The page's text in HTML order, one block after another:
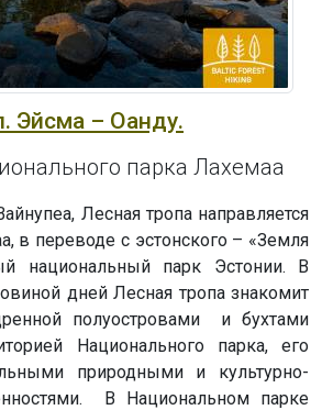
Эйсма – Оанду.
парка Лахемаа
Лесная тропа направляется
в переводе с эстонского – «Земля
национальный парк Эстонии. В
дней Лесная тропа знакомит
полуостровами и бухтами
Национального парка, его
природными и культурно-
В Национальном парке